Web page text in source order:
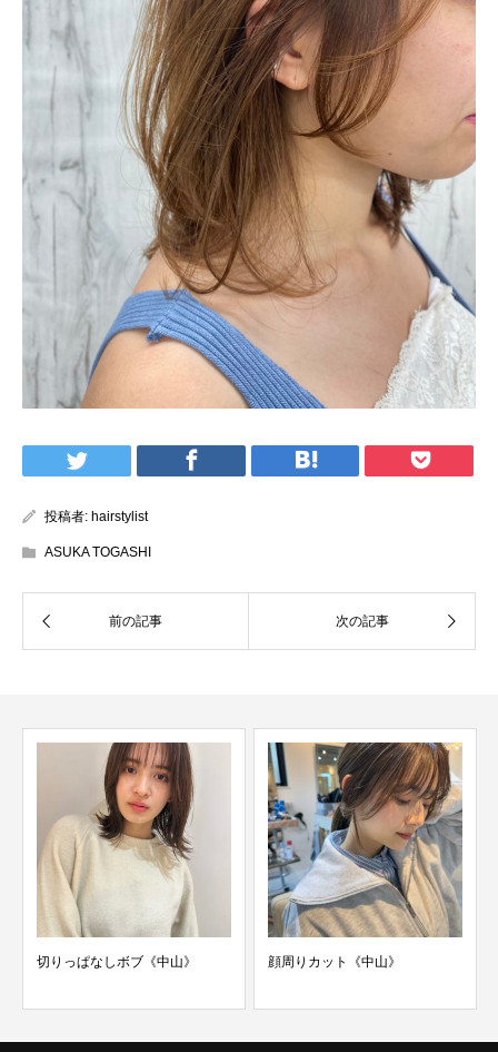
投稿者: hairstylist
ASUKA TOGASHI
切りっぱなしボブ《中山》 顔周りカット《中山》